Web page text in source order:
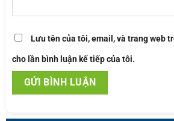
Lưu tên của tôi, email, và trang web
cho lần bình luận kế tiếp của tôi.